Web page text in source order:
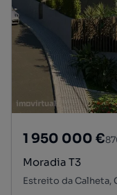
1 950 000 €
Moradia T3
Estreito da Calheta,